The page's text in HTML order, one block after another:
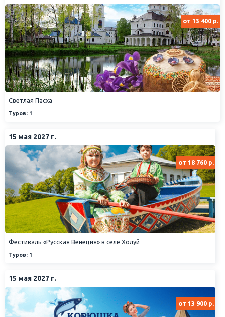
от 13 400 р.
Светлая Пасха
Туров: 1
15 мая 2027 г.
от 18 760 р.
Фестиваль «Русская Венеция» в селе Холуй
Туров: 1
15 мая 2027 г.
от 13 900 р.